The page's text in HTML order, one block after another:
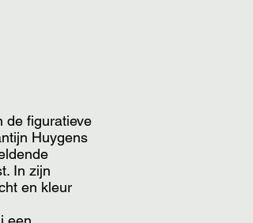
de figuratieve
Huygens
In zijn
en kleur